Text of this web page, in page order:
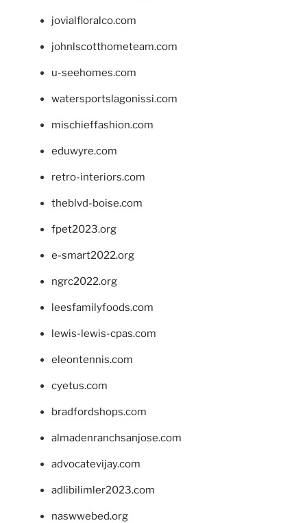
jovialfloralco.com
johnlscotthometeam.com
u-seehomes.com
watersportslagonissi.com
mischieffashion.com
eduwyre.com
retro-interiors.com
theblvd-boise.com
fpet2023.org
e-smart2022.org
ngrc2022.org
leesfamilyfoods.com
lewis-lewis-cpas.com
eleontennis.com
cyetus.com
bradfordshops.com
almadenranchsanjose.com
advocatevijay.com
adlibilimler2023.com
naswwebed.org